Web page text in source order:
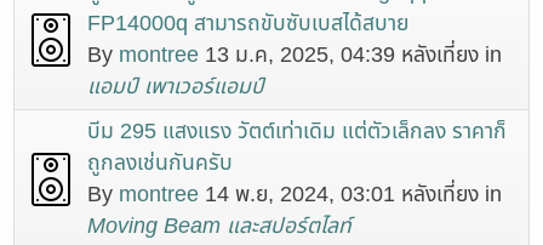
FP14000q สามารถขับซับเบสได้สบาย
By montree 13 ม.ค, 2025, 04:39 หลังเที่ยง in
แอมป์ เพาเวอร์แอมป์
บีม 295 แสงแรง วัตต์เท่าเดิม แต่ตัวเล็กลง ราคาก็
ถูกลงเช่นกันครับ
By montree 14 พ.ย, 2024, 03:01 หลังเที่ยง in
Moving Beam และสปอร์ตไลท์